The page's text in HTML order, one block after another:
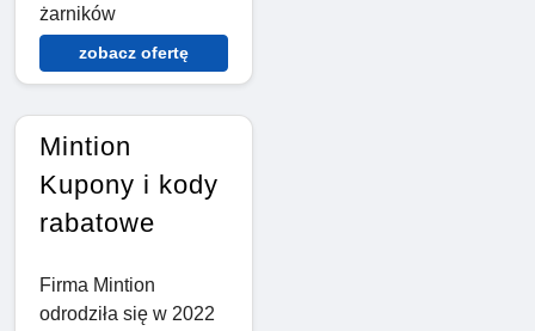
żarników
zobacz ofertę
Mintion
Kupony i kody
rabatowe
Firma Mintion
odrodziła się w 2022